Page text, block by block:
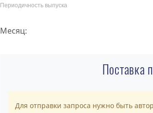
Периодичность выпуска
Месяц:
Поставка
Для отправки запроса нужно быть